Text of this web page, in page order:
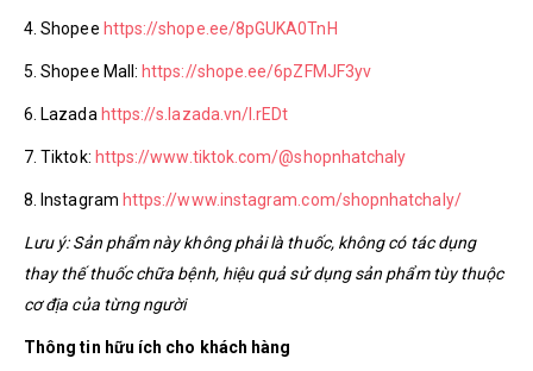
4. Shopee https://shope.ee/8pGUKA0TnH
5. Shopee Mall: https://shope.ee/6pZFMJF3yv
6. Lazada https://s.lazada.vn/l.rEDt
7. Tiktok: https://www.tiktok.com/@shopnhatchaly
8. Instagram https://www.instagram.com/shopnhatchaly/
Lưu ý: Sản phẩm này không phải là thuốc, không có tác dụng
thay thế thuốc chữa bệnh, hiệu quả sử dụng sản phẩm tùy thuộc
cơ địa của từng người
Thông tin hữu ích cho khách hàng